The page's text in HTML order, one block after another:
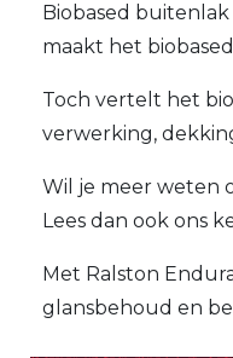
Biobased
maakt het
Toch vertelt het
verwerking,
Wil je meer weten
Lees dan ook ons
Met Ralston
glansbehoud en